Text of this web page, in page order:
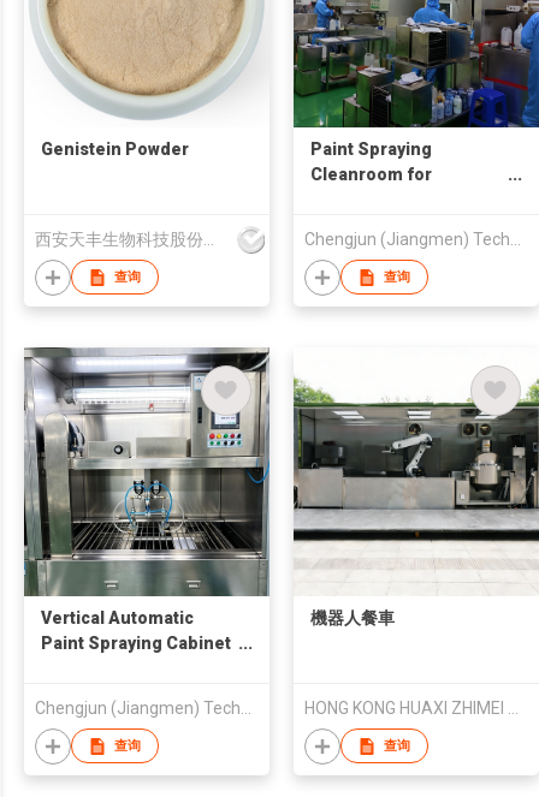
Genistein Powder
西安天丰生物科技股份有限公司
查询
Paint Spraying
Cleanroom for
查询
Vertical Automatic
Paint Spraying Cabinet
查询
機器人餐車
查询